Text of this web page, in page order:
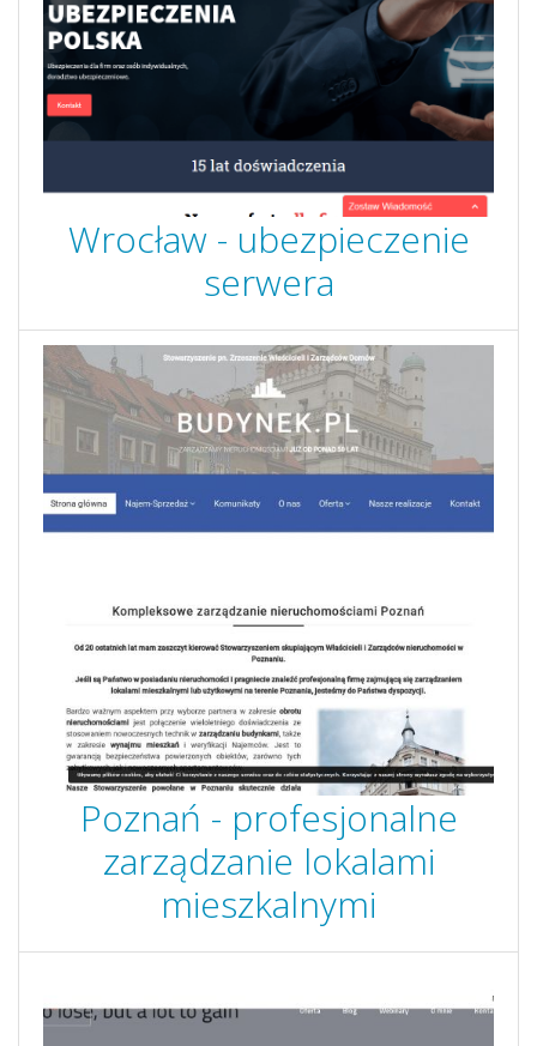
Wrocław - ubezpieczenie
serwera
Poznań - profesjonalne
zarządzanie lokalami
mieszkalnymi